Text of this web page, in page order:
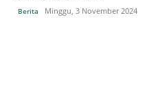
Berita Minggu, 3 November 2024